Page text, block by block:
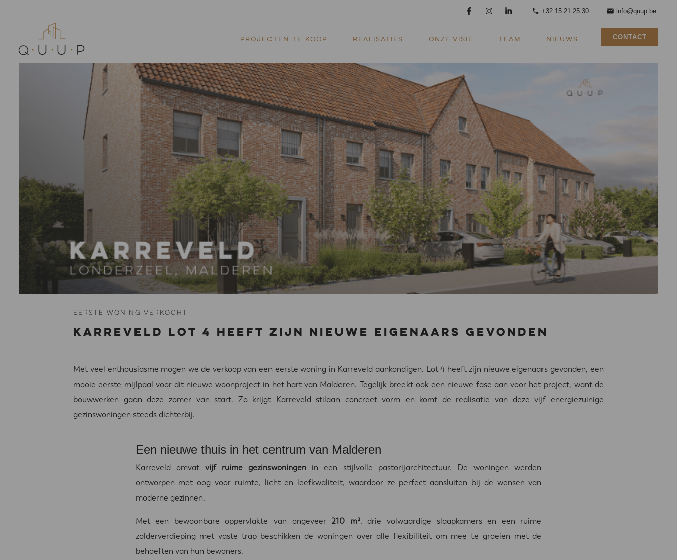
+32 15 21 25 30 info@quup.be
PROJECTEN TE KOOP REALISATIES ONZE VISIE TEAM NIEUWS CONTACT
Eerste woning verkocht
Karreveld Lot 4 heeft zijn nieuwe eigenaars gevonden
Met veel enthousiasme mogen we de verkoop van een eerste woning in Karreveld aankondigen. Lot 4 heeft zijn nieuwe eigenaars gevonden, een
mooie eerste mijlpaal voor dit nieuwe woonproject in het hart van Malderen. Tegelijk breekt ook een nieuwe fase aan voor het project, want de
bouwwerken gaan deze zomer van start. Zo krijgt Karreveld stilaan concreet vorm en komt de realisatie van deze vijf energiezuinige
gezinswoningen steeds dichterbij.
Een nieuwe thuis in het centrum van Malderen
Karreveld omvat vijf ruime gezinswoningenin een stijlvolle pastorijarchitectuur. De woningen werden
ontworpen met oog voor ruimte, licht en leefkwaliteit, waardoor ze perfect aansluiten bij de wensen van
moderne gezinnen.
Met een bewoonbare oppervlakte van ongeveer 210 m², drie volwaardige slaapkamers en een ruime
zolderverdieping met vaste trap beschikken de woningen over alle flexibiliteit om mee te groeien met de
behoeften van hun bewoners.